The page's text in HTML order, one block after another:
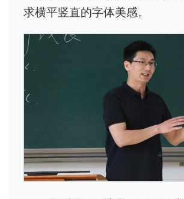
求横平竖直的字体美感。